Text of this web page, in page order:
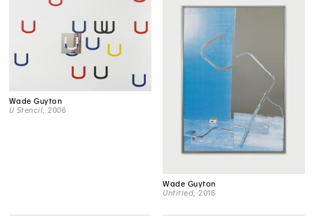
Wade Guyton
U Stencil , 2006
Wade Guyton
Untitled , 2016